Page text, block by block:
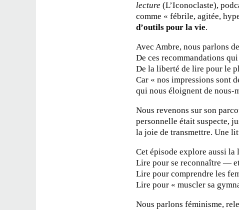
lecture (L’Iconoclaste),
comme « fébrile, agitée,
d’outils pour la vie.
Avec Ambre, nous parlons
De ces recommandations
De la liberté de lire pour le
Car « nos impressions sont
qui nous éloignent de nous-
Nous revenons sur son
personnelle était suspecte,
la joie de transmettre. Une
Cet épisode explore aussi la
Lire pour se reconnaître —
Lire pour comprendre les
Lire pour « muscler sa
Nous parlons féminisme,